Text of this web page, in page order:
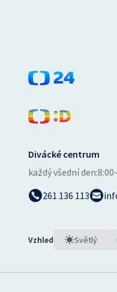
Divácké centrum
každý všední den:
261 136 113
Vzhled Světlý